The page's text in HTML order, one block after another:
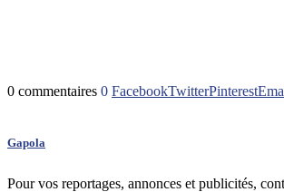
0 commentaires 0 FacebookTwitterPinterest
Gapola
Pour vos reportages, annonces et publicités,